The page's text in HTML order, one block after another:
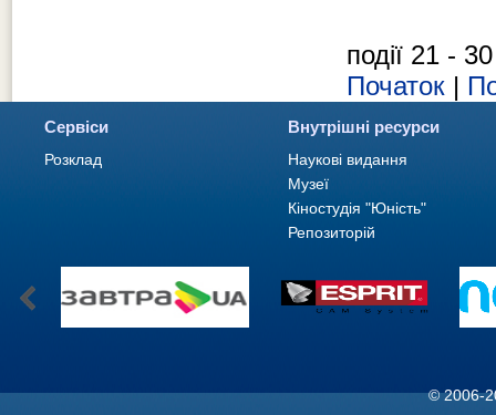
події 21 -
Початок |
Сервіси
Розклад
Внутрішні ресурси
Наукові видання
Музеї
Кіностудія "Юність"
Репозиторій
© 2006-